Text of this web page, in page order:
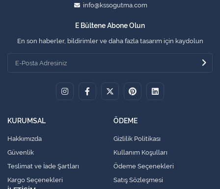
info@kssogutma.com
E Bültene Abone Olun
En son haberler, bildirimler ve daha fazla tasarım için kaydolun
KURUMSAL
Hakkımızda
Güvenlik
Teslimat ve İade Şartları
Kargo Seçenekleri
ÖDEME
Gizlilik Politikası
Kullanım Koşulları
Ödeme Seçenekleri
Satış Sözleşmesi